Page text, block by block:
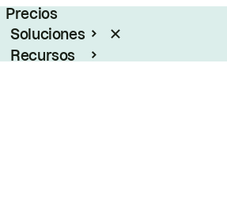
Precios
Soluciones
Recursos